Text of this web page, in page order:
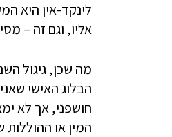
לינקד-אין היא
אליו, וגם זה –
מה שכן, גיגול
הבלוג האישי
חושפני, אך לא
המין או ההוללות